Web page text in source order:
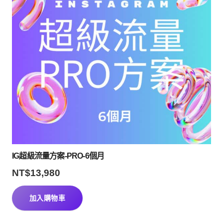
IG超級流量方案-PRO-6個月
NT$13,980
加入購物車